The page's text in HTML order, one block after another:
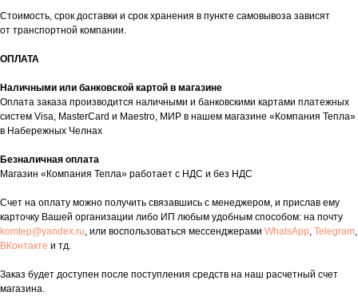
Стоимость, срок доставки и срок хранения в пункте самовывоза зависят
от транспортной компании.
ОПЛАТА
Наличными или банковской картой в магазине
Оплата заказа производится наличными и банковскими картами платежных
систем Visa, MasterCard и Maestro, МИР в нашем магазине «Компания Тепла»
в Набережных Челнах
Безналичная оплата
Магазин «Компания Тепла» работает с НДС и без НДС
Счет на оплату можно получить связавшись с менеджером, и прислав ему
карточку Вашей организации либо ИП любым удобным способом: на почту
komtep@yandex.ru, или воспользоваться мессенджерами WhatsApp, Telegram,
ВКонтакте и тд.
Заказ будет доступен после поступления средств на наш расчетный счет
магазина.
Контакты
Каталог